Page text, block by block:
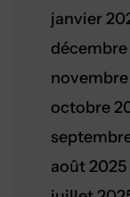
janvier
octobre
août 2025